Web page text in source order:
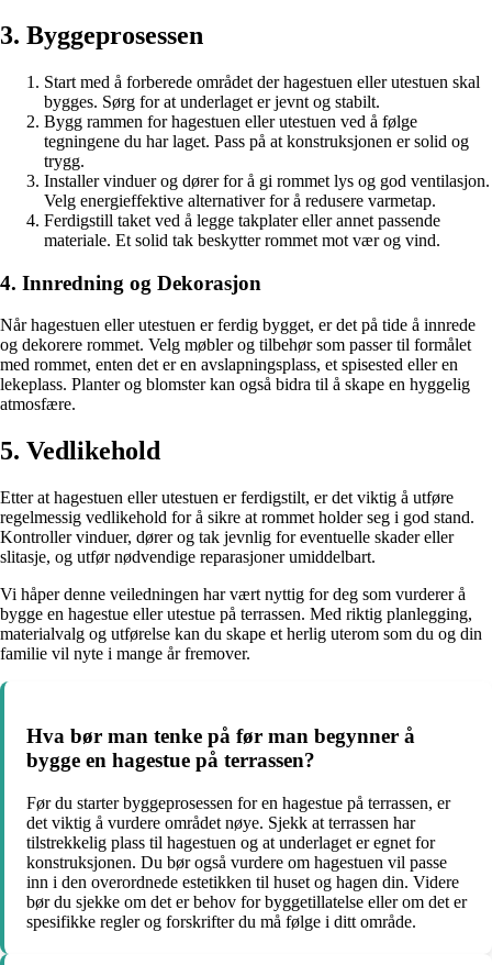
3. Byggeprosessen
Start med å forberede området der hagestuen eller utestuen skal
bygges. Sørg for at underlaget er jevnt og stabilt.
Bygg rammen for hagestuen eller utestuen ved å følge
tegningene du har laget. Pass på at konstruksjonen er solid og
trygg.
Installer vinduer og dører for å gi rommet lys og god ventilasjon.
Velg energieffektive alternativer for å redusere varmetap.
Ferdigstill taket ved å legge takplater eller annet passende
materiale. Et solid tak beskytter rommet mot vær og vind.
4. Innredning og Dekorasjon
Når hagestuen eller utestuen er ferdig bygget, er det på tide å innrede
og dekorere rommet. Velg møbler og tilbehør som passer til formålet
med rommet, enten det er en avslapningsplass, et spisested eller en
lekeplass. Planter og blomster kan også bidra til å skape en hyggelig
atmosfære.
5. Vedlikehold
Etter at hagestuen eller utestuen er ferdigstilt, er det viktig å utføre
regelmessig vedlikehold for å sikre at rommet holder seg i god stand.
Kontroller vinduer, dører og tak jevnlig for eventuelle skader eller
slitasje, og utfør nødvendige reparasjoner umiddelbart.
Vi håper denne veiledningen har vært nyttig for deg som vurderer å
bygge en hagestue eller utestue på terrassen. Med riktig planlegging,
materialvalg og utførelse kan du skape et herlig uterom som du og din
familie vil nyte i mange år fremover.
Hva bør man tenke på før man begynner å
bygge en hagestue på terrassen?
Før du starter byggeprosessen for en hagestue på terrassen, er
det viktig å vurdere området nøye. Sjekk at terrassen har
tilstrekkelig plass til hagestuen og at underlaget er egnet for
konstruksjonen. Du bør også vurdere om hagestuen vil passe
inn i den overordnede estetikken til huset og hagen din. Videre
bør du sjekke om det er behov for byggetillatelse eller om det er
spesifikke regler og forskrifter du må følge i ditt område.